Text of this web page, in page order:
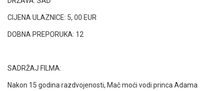
CIJENA ULAZNICE: 5, 00 EUR
DOBNA PREPORUKA: 12
SADRŽAJ FILMA:
Nakon 15 godina razdvojenosti, Mač moći vodi princa Adama